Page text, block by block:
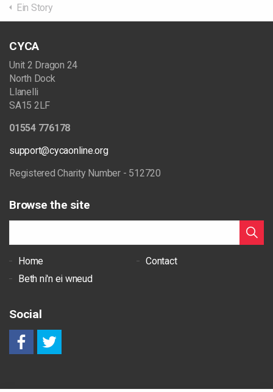
Ein Story
CYCA
Unit 2 Dragon 24
North Dock
Llanelli
SA15 2LF
01554 776178
support@cycaonline.org
Registered Charity Number - 512720
Browse the site
Home
Contact
Beth ni'n ei wneud
Social